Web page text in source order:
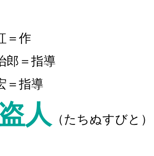
＝作
＝指導
指導
人 （たちぬすびと）